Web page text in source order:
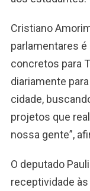
Cristiano
parlamentares
concretos para
diariamente
cidade,
projetos que
nossa gente”,
O deputado
receptividade